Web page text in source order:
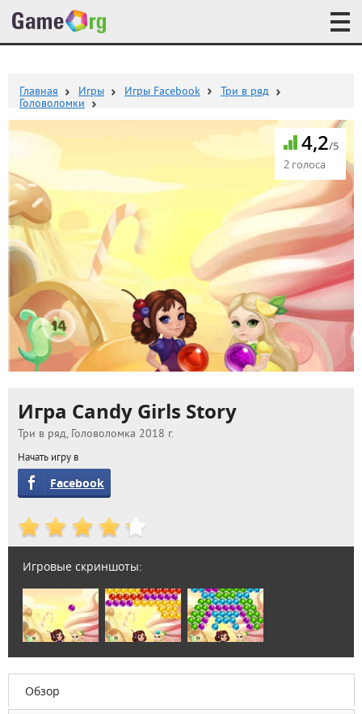
Главная Игры Игры Facebook
Три в ряд
Головоломки
4,2/5
2 голоса
Игра Candy Girls Story
Три в ряд, Головоломка 2018 г.
Начать игру в
Facebook
Игровые скриншоты:
Обзор